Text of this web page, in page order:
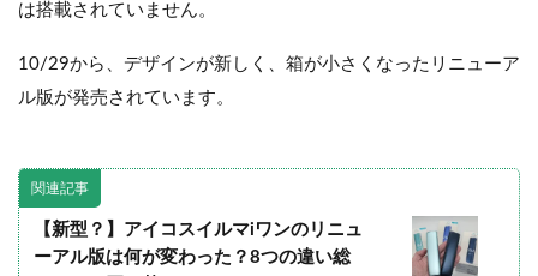
は搭載されていません。
10/29から、デザインが新しく、箱が小さくなったリニューア
ル版が発売されています。
関連記事
【新型？】アイコスイルマiワンのリニュ
ーアル版は何が変わった？8つの違い総